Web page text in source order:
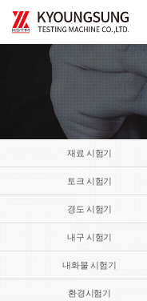
재료 시험기
토크 시험기
경도 시험기
내구 시험기
내화물 시험기
환경시험기